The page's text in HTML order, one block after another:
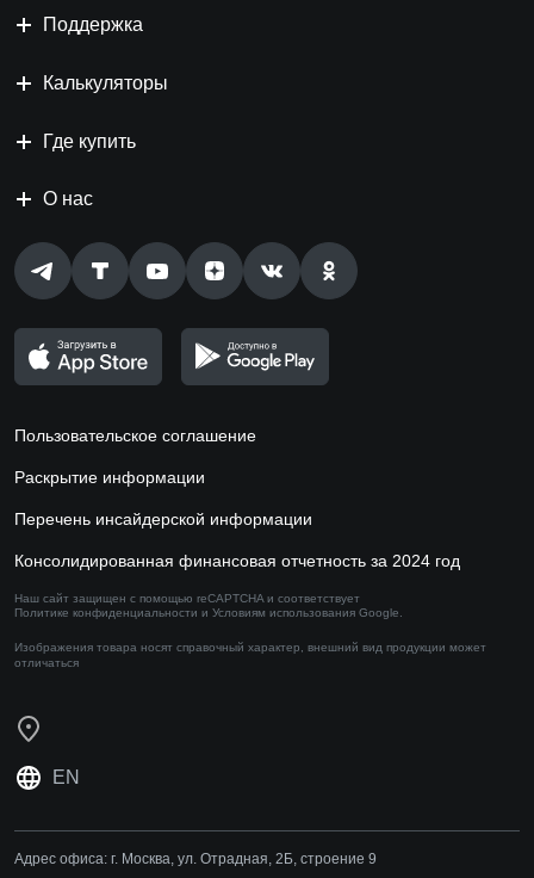
Поддержка
Калькуляторы
Где купить
О нас
Пользовательское соглашение
Раскрытие информации
Перечень инсайдерской информации
Консолидированная финансовая отчетность за 2024 год
Наш сайт защищен с помощью reCAPTCHA и соответствует
Политике конфиденциальности и Условиям использования Google.
Изображения товара носят справочный характер, внешний вид продукции может
отличаться
EN
Адрес офиса: г. Москва, ул. Отрадная, 2Б, строение 9